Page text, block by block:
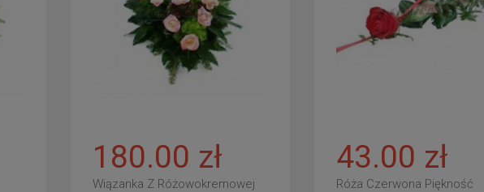
180.00 zł
Wiązanka Z Różowokremowej
43.00 zł
Róża Czerwona Piękność